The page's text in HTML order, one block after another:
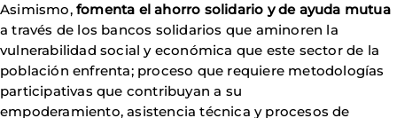
Asimismo, fomenta el ahorro solidario y de ayuda mutua
a través de los bancos solidarios que aminoren la
vulnerabilidad social y económica que este sector de la
población enfrenta; proceso que requiere metodologías
participativas que contribuyan a su
empoderamiento, asistencia técnica y procesos de